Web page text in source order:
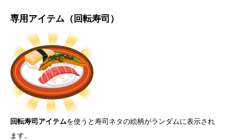
専用アイテム（回転寿司）
回転寿司アイテムを使うと寿司ネタの絵柄がランダムに表示され
ます。